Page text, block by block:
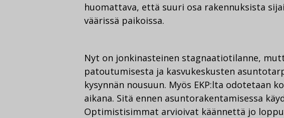
huomattava, että suuri osa rakennuksista
väärissä paikoissa.
Nyt on jonkinasteinen stagnaatiotilanne,
patoutumisesta ja kasvukeskusten
kysynnän nousuun. Myös EKP:lta odotetaan
aikana. Sitä ennen asuntorakentamisessa
Optimistisimmat arvioivat käännettä jo